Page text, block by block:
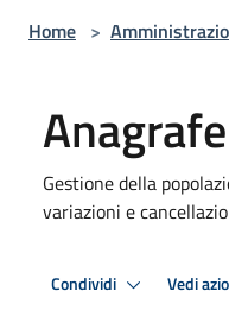
Home >
Anagrafe
Gestione della
variazioni e
Condividi Vedi